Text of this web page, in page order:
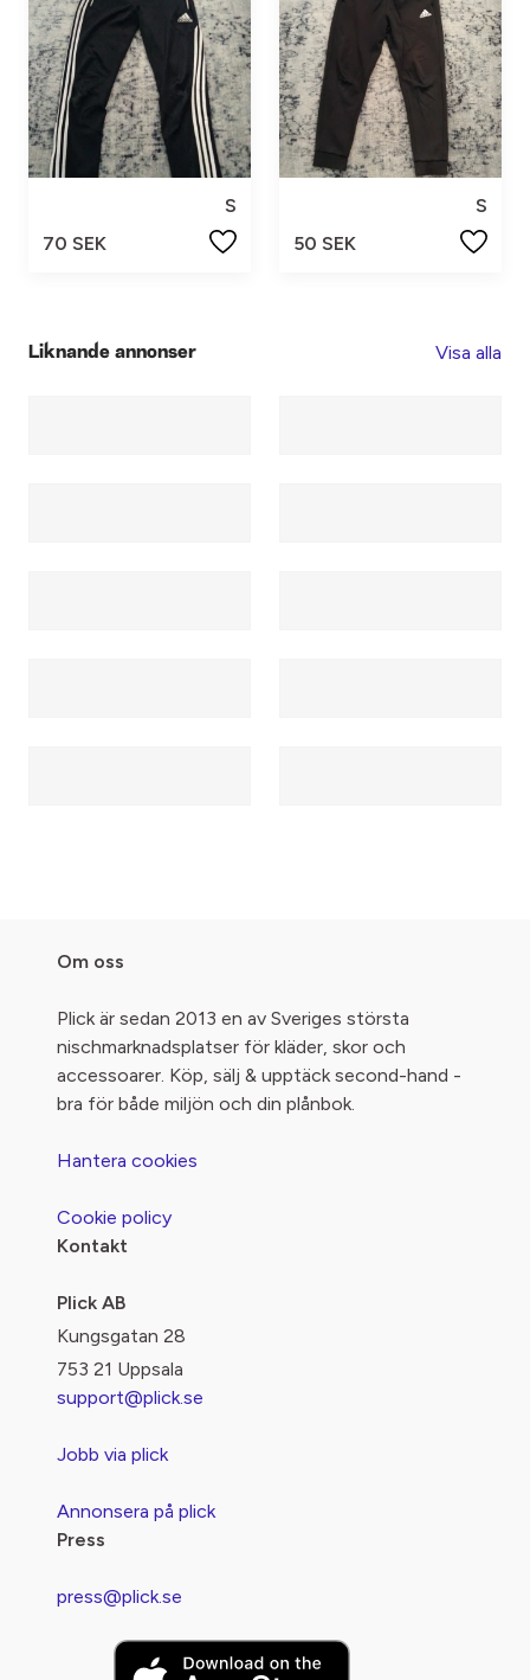
S
70 SEK
S
50 SEK
Liknande annonser Visa alla
Om oss
Plick är sedan 2013 en av Sveriges största
nischmarknadsplatser för kläder, skor och
accessoarer. Köp, sälj & upptäck second-hand -
bra för både miljön och din plånbok.
Hantera cookies
Cookie policy
Kontakt
Plick AB
Kungsgatan 28
753 21 Uppsala
support@plick.se
Jobb via plick
Annonsera på plick
Press
press@plick.se